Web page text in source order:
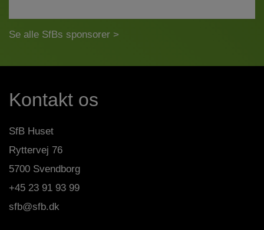
Se alle SfBs sponsorer >
Kontakt os
SfB Huset
Ryttervej 76
5700 Svendborg
+45 23 91 93 99
sfb@sfb.dk